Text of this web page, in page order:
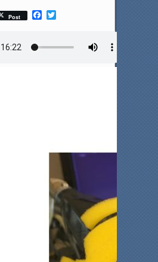
Post
F
T